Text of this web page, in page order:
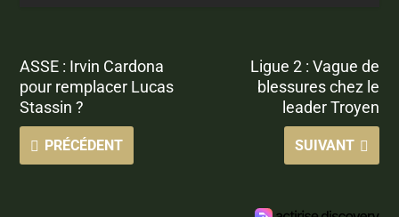
ASSE : Irvin Cardona
pour remplacer Lucas
Stassin ?
PRÉCÉDENT
Ligue 2 : Vague de
blessures chez le
leader Troyen
SUIVANT